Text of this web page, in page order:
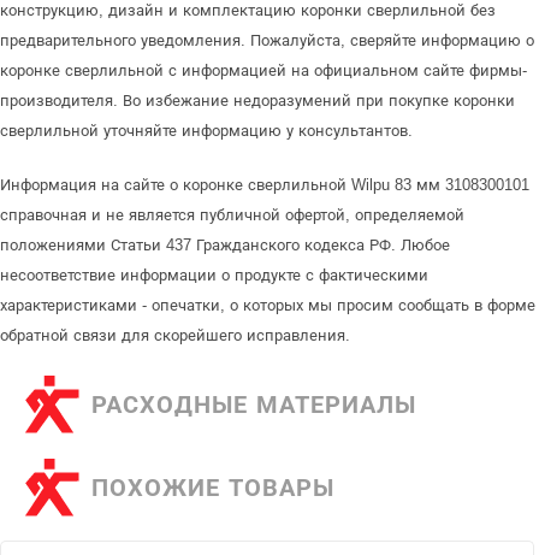
конструкцию, дизайн и комплектацию коронки сверлильной без
предварительного уведомления. Пожалуйста, сверяйте информацию о
коронке сверлильной с информацией на официальном сайте фирмы-
производителя. Во избежание недоразумений при покупке коронки
сверлильной уточняйте информацию у консультантов.
Информация на сайте о коронке сверлильной Wilpu 83 мм 3108300101
справочная и не является публичной офертой, определяемой
положениями Статьи 437 Гражданского кодекса РФ. Любое
несоответствие информации о продукте с фактическими
характеристиками - опечатки, о которых мы просим сообщать в форме
обратной связи для скорейшего исправления.
РАСХОДНЫЕ МАТЕРИАЛЫ
ПОХОЖИЕ ТОВАРЫ